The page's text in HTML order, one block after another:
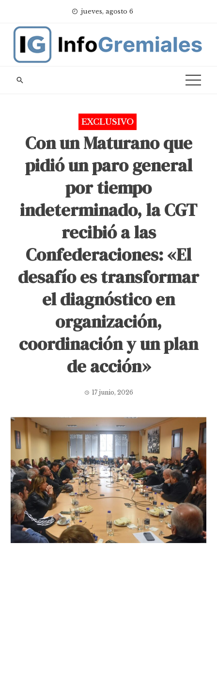
content
jueves, agosto 6
EXCLUSIVO
Con un Maturano que
pidió un paro general
por tiempo
indeterminado, la CGT
recibió a las
Confederaciones: «El
desafío es transformar
el diagnóstico en
organización,
coordinación y un plan
de acción»
17 junio, 2026